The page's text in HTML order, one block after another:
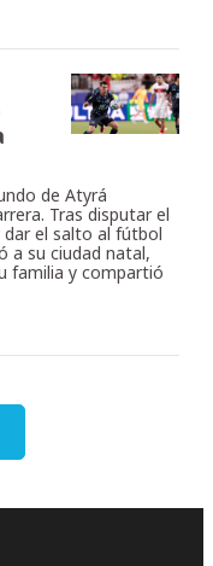
de Atyrá
Tras disputar el
dar el salto al fútbol
a su ciudad natal,
familia y compartió